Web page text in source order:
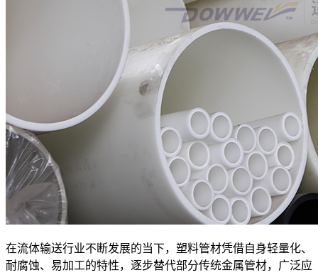
在流体输送行业不断发展的当下，塑料管材凭借自身轻量化、
耐腐蚀、易加工的特性，逐步替代部分传统金属管材，广泛应